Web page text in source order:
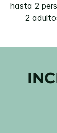
hasta 2
2